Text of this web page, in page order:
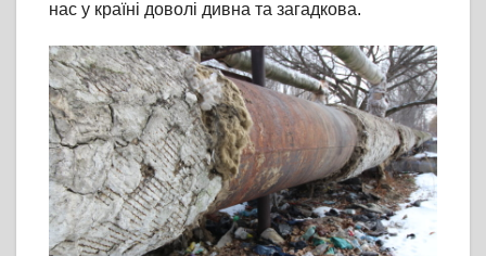
нас у країні доволі дивна та загадкова.